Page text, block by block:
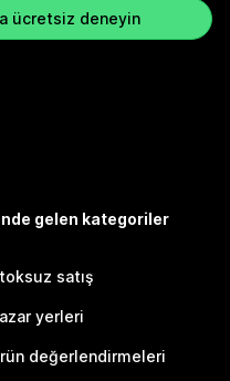
ücretsiz deneyin
gelen kategoriler
satış
yerleri
değerlendirmeleri